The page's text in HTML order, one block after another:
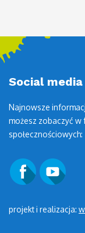
Social media
Najnowsze
możesz zobaczyć
społecznościowych:
projekt i realizacja: